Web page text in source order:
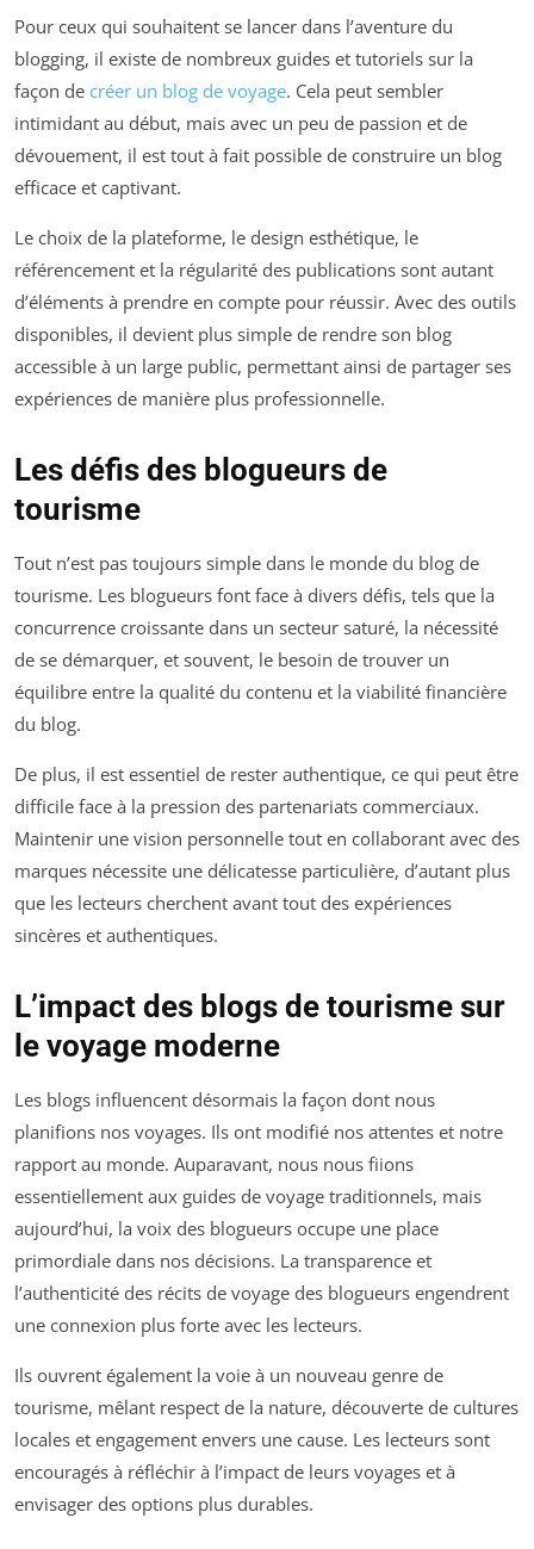
Pour ceux qui souhaitent se lancer dans l’aventure du
blogging, il existe de nombreux guides et tutoriels sur la
façon de créer un blog de voyage. Cela peut sembler
intimidant au début, mais avec un peu de passion et de
dévouement, il est tout à fait possible de construire un blog
efficace et captivant.
Le choix de la plateforme, le design esthétique, le
référencement et la régularité des publications sont autant
d’éléments à prendre en compte pour réussir. Avec des outils
disponibles, il devient plus simple de rendre son blog
accessible à un large public, permettant ainsi de partager ses
expériences de manière plus professionnelle.
Les défis des blogueurs de
tourisme
Tout n’est pas toujours simple dans le monde du blog de
tourisme. Les blogueurs font face à divers défis, tels que la
concurrence croissante dans un secteur saturé, la nécessité
de se démarquer, et souvent, le besoin de trouver un
équilibre entre la qualité du contenu et la viabilité financière
du blog.
De plus, il est essentiel de rester authentique, ce qui peut être
difficile face à la pression des partenariats commerciaux.
Maintenir une vision personnelle tout en collaborant avec des
marques nécessite une délicatesse particulière, d’autant plus
que les lecteurs cherchent avant tout des expériences
sincères et authentiques.
L’impact des blogs de tourisme sur
le voyage moderne
Les blogs influencent désormais la façon dont nous
planifions nos voyages. Ils ont modifié nos attentes et notre
rapport au monde. Auparavant, nous nous fiions
essentiellement aux guides de voyage traditionnels, mais
aujourd’hui, la voix des blogueurs occupe une place
primordiale dans nos décisions. La transparence et
l’authenticité des récits de voyage des blogueurs engendrent
une connexion plus forte avec les lecteurs.
Ils ouvrent également la voie à un nouveau genre de
tourisme, mêlant respect de la nature, découverte de cultures
locales et engagement envers une cause. Les lecteurs sont
encouragés à réfléchir à l’impact de leurs voyages et à
envisager des options plus durables.